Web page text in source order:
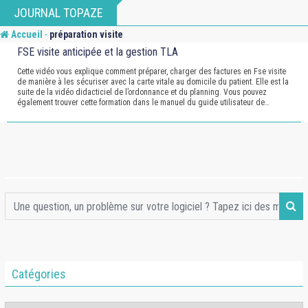
to
content
JOURNAL TOPAZE
Accueil - préparation visite
FSE visite anticipée et la gestion TLA
Cette vidéo vous explique comment préparer, charger des factures en Fse visite
de manière à les sécuriser avec la carte vitale au domicile du patient. Elle est la
suite de la vidéo didacticiel de l’ordonnance et du planning. Vous pouvez
également trouver cette formation dans le manuel du guide utilisateur de…
Catégories